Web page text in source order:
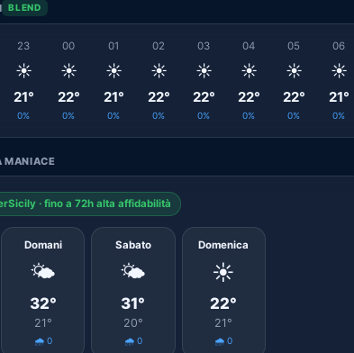
BLEND
23
☀️
21°
0%
00
☀️
22°
0%
01
☀️
21°
0%
02
☀️
22°
0%
03
☀️
22°
0%
04
☀️
22°
0%
05
☀️
22°
0%
06
☀️
21°
0%
MANIACE
· fino a 72h alta affidabilità
Domani
🌤️
32°
21°
🌧️ 0
Sabato
🌤️
31°
20°
🌧️ 0
Domenica
☀️
22°
21°
🌧️ 0